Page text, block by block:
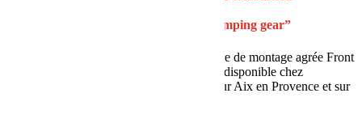
Specialist for adventure, offroad and camping gear”
BumperOffroad est Official Dealer et centre de montage agrée Front
Runner. Toute la gamme Front Runner est disponible chez
BumperOffroad, dans notre show Room sur Aix en Provence et sur